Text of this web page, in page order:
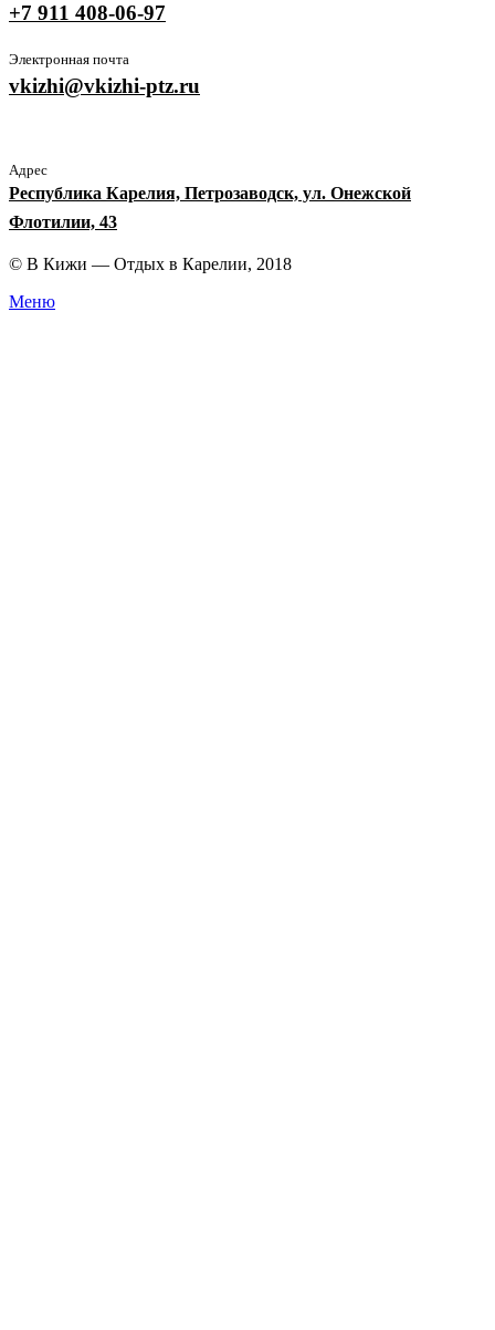
+7 911 408-06-97
Электронная почта
vkizhi@vkizhi-ptz.ru
Адрес
Республика Карелия, Петрозаводск, ул. Онежской
Флотилии, 43
© В Кижи — Отдых в Карелии, 2018
Меню